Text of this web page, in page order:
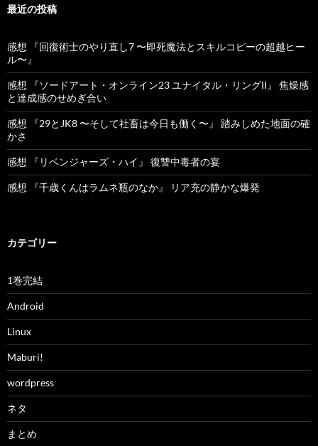
最近の投稿
感想 『回復術士のやり直し7 〜即死魔法とスキルコピーの超越ヒー
ル〜』
感想 『ソードアート・オンライン23 ユナイタル・リングII』 焦燥感
と達成感のせめぎ合い
感想 『29とJK8 〜そして社畜は今日も働く〜』 踏みしめた地面の確
かさ
感想 『リベンジャーズ・ハイ』 復讐中毒者の宴
感想 『千歳くんはラムネ瓶のなか』 リア充の静かな爆発
カテゴリー
1巻完結
Android
Linux
Maburi!
wordpress
ネタ
まとめ